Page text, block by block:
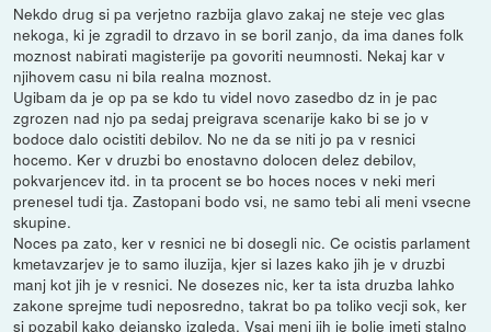
Nekdo drug si pa verjetno razbija glavo zakaj ne steje vec glas
nekoga, ki je zgradil to drzavo in se boril zanjo, da ima danes folk
moznost nabirati magisterije pa govoriti neumnosti. Nekaj kar v
njihovem casu ni bila realna moznost.
Ugibam da je op pa se kdo tu videl novo zasedbo dz in je pac
zgrozen nad njo pa sedaj preigrava scenarije kako bi se jo v
bodoce dalo ocistiti debilov. No ne da se niti jo pa v resnici
hocemo. Ker v druzbi bo enostavno dolocen delez debilov,
pokvarjencev itd. in ta procent se bo hoces noces v neki meri
prenesel tudi tja. Zastopani bodo vsi, ne samo tebi ali meni vsecne
skupine.
Noces pa zato, ker v resnici ne bi dosegli nic. Ce ocistis parlament
kmetavzarjev je to samo iluzija, kjer si lazes kako jih je v druzbi
manj kot jih je v resnici. Ne dosezes nic, ker ta ista druzba lahko
zakone sprejme tudi neposredno, takrat bo pa toliko vecji sok, ker
si pozabil kako dejansko izgleda. Vsaj meni jih je bolje imeti stalno